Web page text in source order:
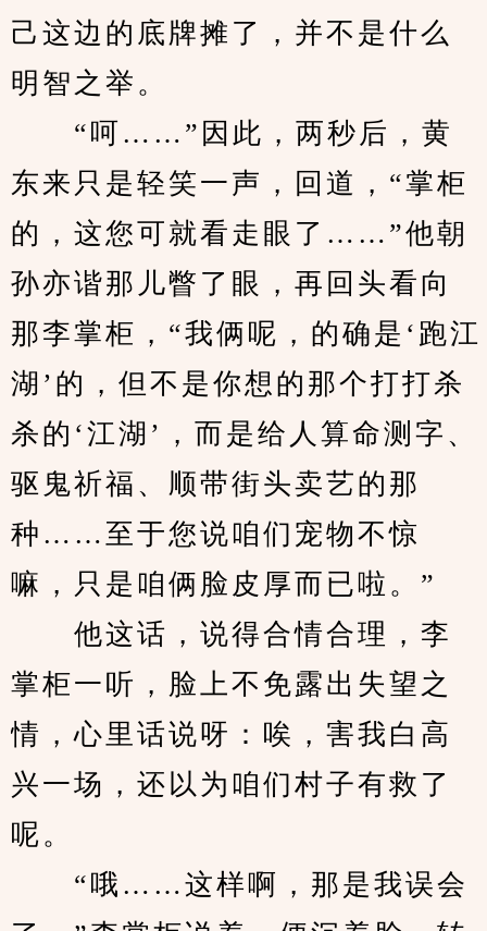
己这边的底牌摊了，并不是什么
明智之举。
“呵……”因此，两秒后，黄
东来只是轻笑一声，回道，“掌柜
的，这您可就看走眼了……”他朝
孙亦谐那儿瞥了眼，再回头看向
那李掌柜，“我俩呢，的确是‘跑江
湖’的，但不是你想的那个打打杀
杀的‘江湖’，而是给人算命测字、
驱鬼祈福、顺带街头卖艺的那
种……至于您说咱们宠物不惊
嘛，只是咱俩脸皮厚而已啦。”
他这话，说得合情合理，李
掌柜一听，脸上不免露出失望之
情，心里话说呀：唉，害我白高
兴一场，还以为咱们村子有救了
呢。
“哦……这样啊，那是我误会